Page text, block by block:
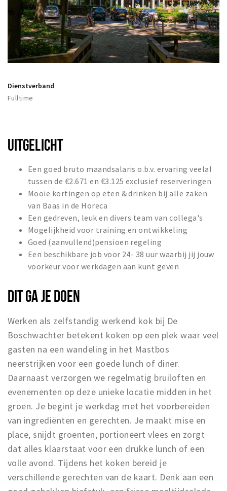
Woonruimte
Inschrijven gemeente
Zorgverzekering
Huisarts en eerste hulp
KORTING
VRIJE TIJD
Sport
Nieuws
Agenda
Bezienswaardigheden
Musea, theaters & podia
Uitjes & activiteiten
Studentenroutes
Party pics
Eten
Drinken
Slapen
Recreatief
Winkels
Winkelgebieden
Parkeren
Dienstverband
Fulltime
UITGELICHT
Een goed bruto maandsalaris o.b.v. ervaring veelal
tussen de €2.671 en €3.125 exclusief reserveringen
Mooie kortingen op eten & drinken bij alle zaken
van Baas in de Horeca
Een gedreven, leuk en divers team van collega's
Mogelijkheid voor training en ontwikkeling
Goed (aanvullend)pensioen regeling
Een beschikbare job voor 24- 38 uur waarbij jij jouw
voorkeur voor werkdagen aan kunt geven
DIT GA JE DOEN
Werken als zelfstandig werkend kok bij De
Boschwachter betekent koken op een plek waar veel
gasten na een wandeling in het Mastbos
neerstrijken voor een goede lunch of diner.
Daarnaast verzorgen we regelmatig bruiloften en
evenementen op deze unieke locatie midden in het
groen. Je begint je werkdag met het voorbereiden
van ingrediënten en gerechten. Je maakt mise en
place, snijdt groenten, portioneert vlees en zorgt
dat alles klaarstaat voor een drukke lunch of een
volle avond. Tijdens het koken bereid je
verschillende gerechten van de kaart. Denk aan een